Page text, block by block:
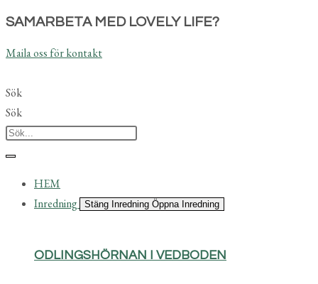
Hoppa
innehållet
SAMARBETA MED LOVELY LIFE?
Maila oss för kontakt
Sök
Sök
HEM
Inredning
Stäng Inredning Öppna Inredning
ODLINGSHÖRNAN I VEDBODEN